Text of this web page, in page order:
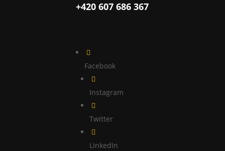
+420 607 686 367

Facebook

Instagram

Twitter

LinkedIn